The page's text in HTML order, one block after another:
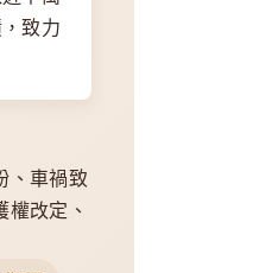
致力
、車禍致
改定、